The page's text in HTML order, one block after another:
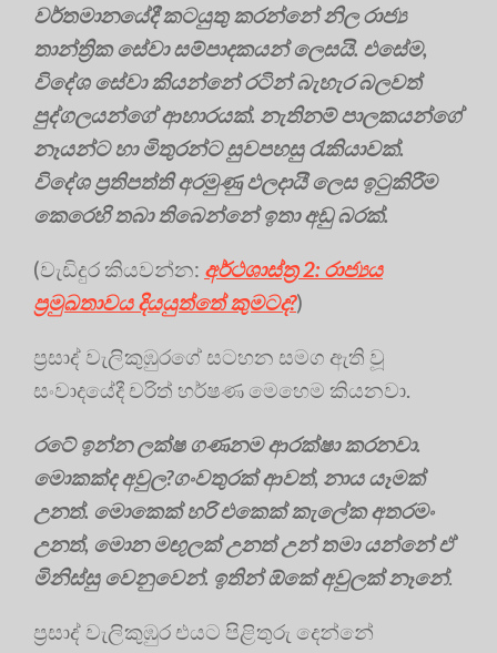
වර්තමානයේදී කටයුතු කරන්නේ නිල රාජ්‍ය
තාන්ත්‍රික සේවා සම්පාදකයන් ලෙසයි. එසේම,
විදේශ සේවා කියන්නේ රටින් බැහැර බලවත්
පුද්ගලයන්ගේ ආහාරයක්. නැතිනම් පාලකයන්ගේ
නෑයන්ට හා මිතුරන්ට සුවපහසු රැකියාවක්.
විදේශ ප්‍රතිපත්ති අරමුණු ඵලදායී ලෙස ඉටුකිරීම
කෙරෙහි තබා තිබෙන්නේ ඉතා අඩු බරක්.
(වැඩිදුර කියවන්න: අර්ථශාස්ත්‍ර 2: රාජ්‍යය
ප්‍රමුඛතාවය දියයුත්තේ කුමටද?)
ප්‍රසාද් වැලිකුඹුරගේ සටහන සමග ඇති වූ
සංවාදයේදී චරිත් හර්ෂණ මෙහෙම කියනවා.
රටේ ඉන්න ලක්ෂ ගණනම ආරක්ෂා කරනවා.
මොකක්ද අවුල?ගංවතුරක් ආවත්, නාය යෑමක්
උනත්. මොකෙක් හරි එකෙක් කැලේක අතරමං
උනත්, මොන මඟුලක් උනත් උන් තමා යන්නේ ඒ
මිනිස්සු වෙනුවෙන්. ඉතින් ඕකේ අවුලක් නෑනේ.
ප්‍රසාද් වැලිකුඹුර එයට පිළිතුරු දෙන්නේ